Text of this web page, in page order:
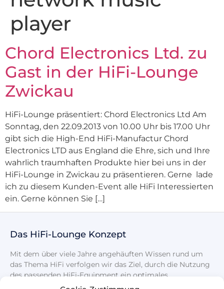
player
Chord Electronics Ltd. zu
Gast in der HiFi-Lounge
Zwickau
HiFi-Lounge präsentiert: Chord Electronics Ltd Am
Sonntag, den 22.09.2013 von 10.00 Uhr bis 17.00 Uhr
gibt sich die High-End HiFi-Manufactur Chord
Electronics LTD aus England die Ehre, sich und Ihre
wahrlich traumhaften Produkte hier bei uns in der
HiFi-Lounge in Zwickau zu präsentieren. Gerne lade
ich zu diesem Kunden-Event alle HiFi Interessierten
ein. Gerne können Sie […]
Das HiFi-Lounge Konzept
Mit dem über viele Jahre angehäuften Wissen rund um
das Thema HiFi verfolgen wir das Ziel, durch die Nutzung
des passenden HiFi-Equipment ein optimales
Klangerlebnis zu schaffen.